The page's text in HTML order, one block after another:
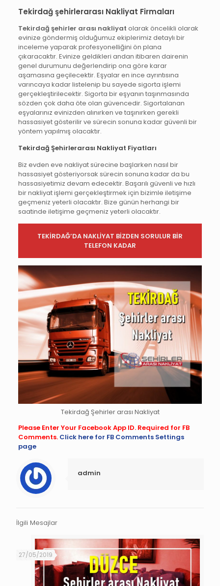
Tekirdağ şehirlerarası Nakliyat Firmaları
Tekirdağ şehirler arası nakliyat olarak öncelikli olarak
evinize göndermiş olduğumuz ekiplerimiz detaylı bir
inceleme yaparak profesyonelliğini ön plana
çıkaracaktır. Evinize geldikleri andan itibaren dairenin
genel durumunu değerlendirip ona göre karar
aşamasına geçilecektir. Eşyalar en ince ayrıntısına
varıncaya kadar listelenip bu sayede sigorta işlemi
gerçekleştirilecektir. Sigorta bir eşyanın taşınmasında
sözden çok daha öte olan güvencedir. Sigortalanan
eşyalarınız evinizden alınırken ve taşınırken gerekli
hassasiyet gösterilir ve sürecin sonuna kadar güvenli bir
yöntem yapılmış olacaktır.
Tekirdağ Şehirlerarası Nakliyat Fiyatları
Biz evden eve nakliyat sürecine başlarken nasıl bir
hassasiyet gösteriyorsak sürecin sonuna kadar da bu
hassasiyetimiz devam edecektir. Başarılı güvenli ve hızlı
bir nakliyat işlemi gerçekleştirmek için bizimle iletişime
geçmeniz yeterli olacaktır. Bize günün herhangi bir
saatinde iletişime geçmeniz yeterli olacaktır.
TEKİRDAĞ’DA NAKLİYAT BİZDEN SORULUR BİR
TELEFON KADAR
Tekirdağ Şehirler arası Nakliyat
Please Enter Your Facebook App ID. Required for FB
Comments. Click here for FB Comments Settings
page
admin
İlgili Mesajlar
27/05/2019